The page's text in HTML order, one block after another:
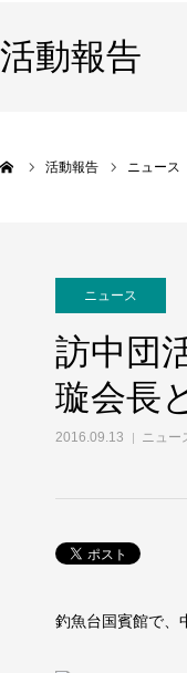
活動報告
活動報告 ニュース
ニュース
訪中団
璇会長
2016.09.13 ニュー
釣魚台国賓館で、